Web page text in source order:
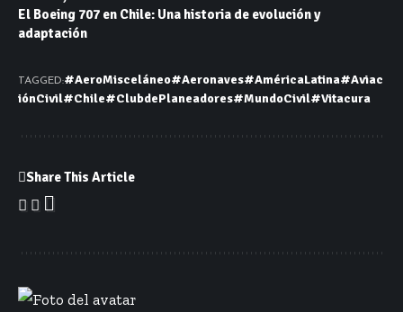
El Boeing 707 en Chile: Una historia de evolución y
adaptación
TAGGED:#AeroMisceláneo#Aeronaves#AméricaLatina#Aviac
iónCivil#Chile#ClubdePlaneadores#MundoCivil#Vitacura
Share This Article